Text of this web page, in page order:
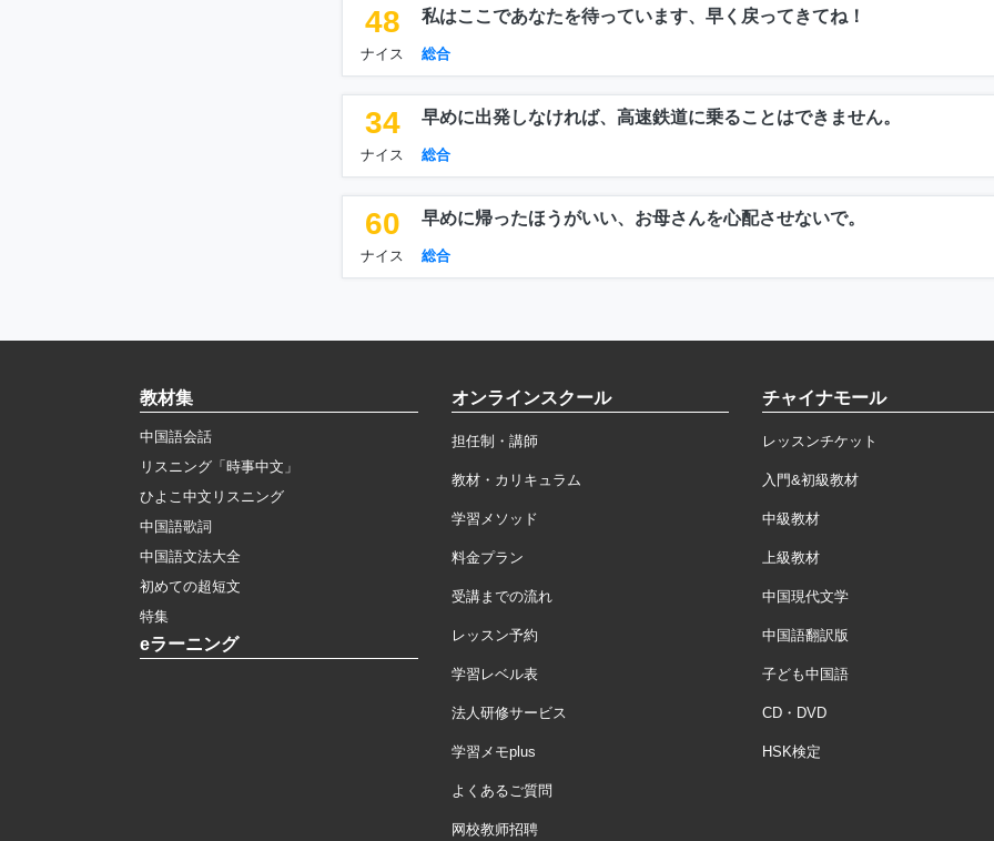
48
ナイス
私はここであなたを待っています、早く戻ってきてね！
総合
34
ナイス
早めに出発しなければ、高速鉄道に乗ることはできません。
総合
60
ナイス
早めに帰ったほうがいい、お母さんを心配させないで。
総合
教材集
中国語会話
リスニング「時事中文」
ひよこ中文リスニング
中国語歌詞
中国語文法大全
初めての超短文
特集
eラーニング
オンラインスクール
担任制・講師
教材・カリキュラム
学習メソッド
料金プラン
受講までの流れ
レッスン予約
学習レベル表
法人研修サービス
学習メモplus
よくあるご質問
网校教师招聘
チャイナモール
レッスンチケット
入門&初級教材
中級教材
上級教材
中国現代文学
中国語翻訳版
子ども中国語
CD・DVD
HSK検定